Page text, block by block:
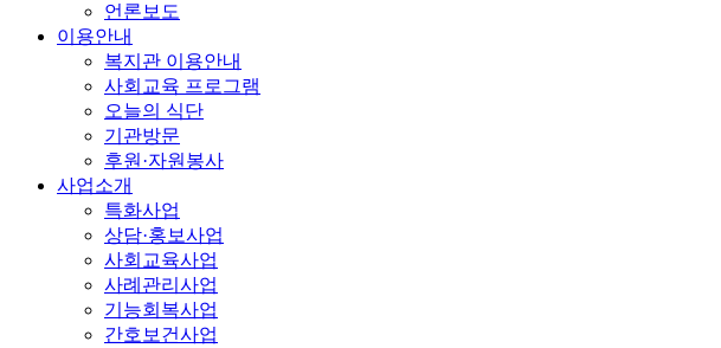
언론보도
이용안내
복지관 이용안내
사회교육 프로그램
오늘의 식단
기관방문
후원·자원봉사
사업소개
특화사업
상담·홍보사업
사회교육사업
사례관리사업
기능회복사업
간호보건사업